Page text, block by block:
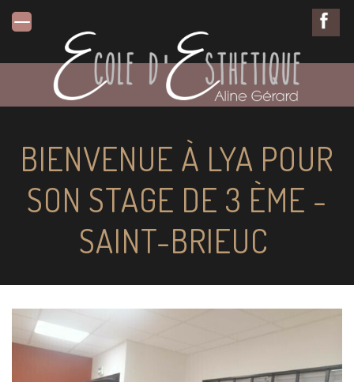
BIENVENUE À LYA POUR
SON STAGE DE 3 ÈME -
SAINT-BRIEUC